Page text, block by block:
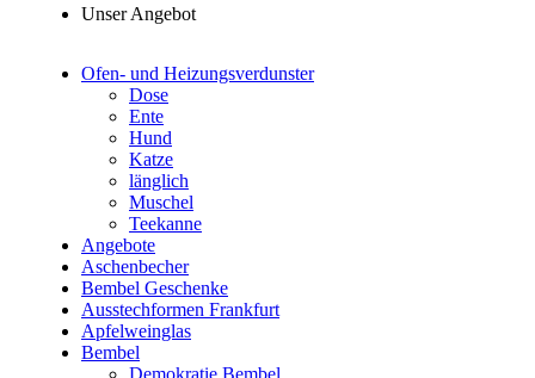
Unser Angebot
Ofen- und Heizungsverdunster
Dose
Ente
Hund
Katze
länglich
Muschel
Teekanne
Angebote
Aschenbecher
Bembel Geschenke
Ausstechformen Frankfurt
Apfelweinglas
Bembel
Demokratie Bembel